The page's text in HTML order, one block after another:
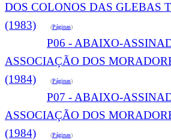
DOS COLONOS DAS GLEBAS
(1983) (Páginas)
P06 - ABAIXO-
ASSOCIAÇÃO DOS
(1984) (Páginas)
P07 - ABAIXO-
ASSOCIAÇÃO DOS
(1984) (Páginas)